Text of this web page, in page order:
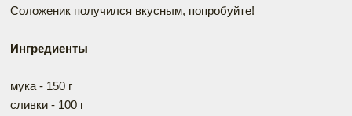
Соложеник получился вкусным, попробуйте!
Ингредиенты
мука - 150 г
сливки - 100 г